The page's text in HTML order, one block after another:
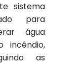
sistema
para
água
incêndio,
as